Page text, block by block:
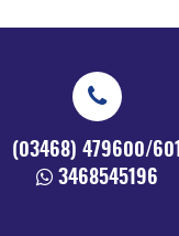
(03468) 479600/601
3468545196